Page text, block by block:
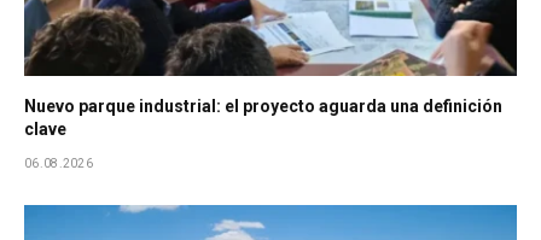
Nuevo parque industrial: el proyecto aguarda una definición
clave
06.08.2026